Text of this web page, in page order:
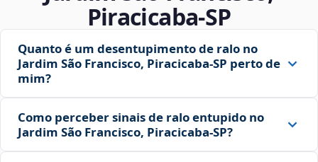
Piracicaba‑SP
Quanto é um desentupimento de ralo no
Jardim São Francisco, Piracicaba‑SP perto de
mim?
Como perceber sinais de ralo entupido no
Jardim São Francisco, Piracicaba‑SP?